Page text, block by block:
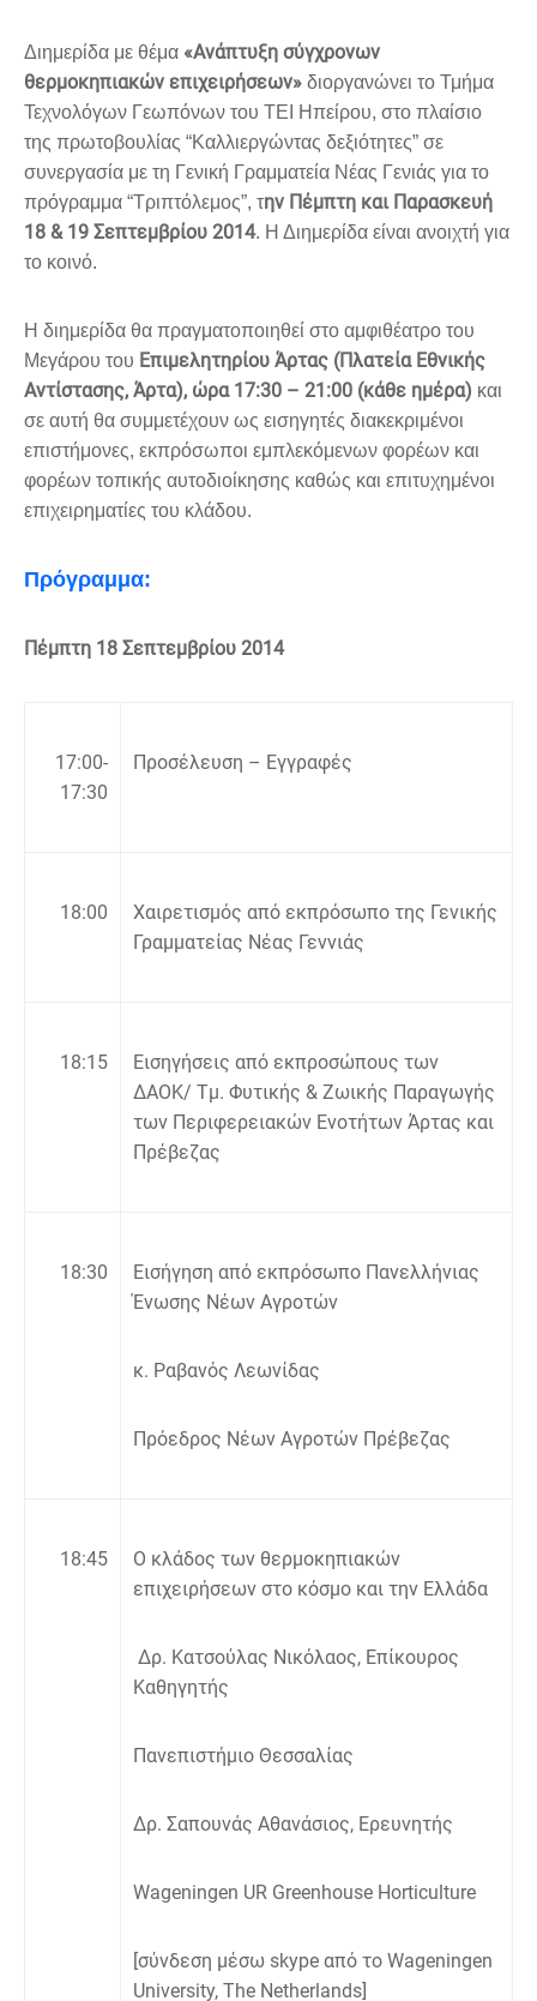
Διημερίδα με θέμα «Ανάπτυξη σύγχρονων
θερμοκηπιακών επιχειρήσεων» διοργανώνει το Τμήμα
Τεχνολόγων Γεωπόνων του ΤΕΙ Ηπείρου, στο πλαίσιο
της πρωτοβουλίας “Καλλιεργώντας δεξιότητες” σε
συνεργασία με τη Γενική Γραμματεία Νέας Γενιάς για το
πρόγραμμα “Τριπτόλεμος”, την Πέμπτη και Παρασκευή
18 & 19 Σεπτεμβρίου 2014. Η Διημερίδα είναι ανοιχτή για
το κοινό.
Η διημερίδα θα πραγματοποιηθεί στο αμφιθέατρο του
Μεγάρου του Επιμελητηρίου Άρτας (Πλατεία Εθνικής
Αντίστασης, Άρτα), ώρα 17:30 – 21:00 (κάθε ημέρα) και
σε αυτή θα συμμετέχουν ως εισηγητές διακεκριμένοι
επιστήμονες, εκπρόσωποι εμπλεκόμενων φορέων και
φορέων τοπικής αυτοδιοίκησης καθώς και επιτυχημένοι
επιχειρηματίες του κλάδου.
Πρόγραμμα:
Πέμπτη 18 Σεπτεμβρίου 2014
17:00-
17:30
Προσέλευση – Εγγραφές
18:00
Χαιρετισμός από εκπρόσωπο της Γενικής
Γραμματείας Νέας Γεννιάς
18:15
Εισηγήσεις από εκπροσώπους των
ΔΑΟΚ/ Τμ. Φυτικής & Ζωικής Παραγωγής
των Περιφερειακών Ενοτήτων Άρτας και
Πρέβεζας
18:30
Εισήγηση από εκπρόσωπο Πανελλήνιας
Ένωσης Νέων Αγροτών
κ. Ραβανός Λεωνίδας
Πρόεδρος Νέων Αγροτών Πρέβεζας
18:45
Ο κλάδος των θερμοκηπιακών
επιχειρήσεων στo κόσμο και την Ελλάδα
Δρ. Κατσούλας Νικόλαος, Επίκουρος
Καθηγητής
Πανεπιστήμιο Θεσσαλίας
Δρ. Σαπουνάς Αθανάσιος, Ερευνητής
Wageningen UR Greenhouse Horticulture
[σύνδεση μέσω skype από το Wageningen
University, The Netherlands]